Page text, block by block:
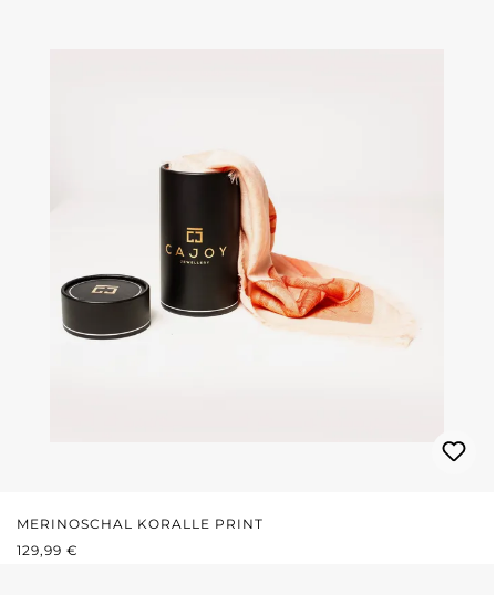
MERINOSCHAL KORALLE PRINT
REGULÄRER PREIS:
129,99 €